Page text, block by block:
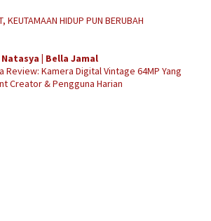
KEUTAMAAN HIDUP PUN BERUBAH
| Bella Jamal
Review: Kamera Digital Vintage 64MP Yang
Creator & Pengguna Harian